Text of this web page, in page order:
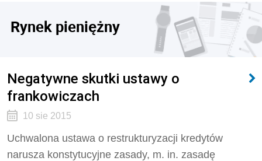
Rynek pieniężny
Negatywne skutki ustawy o
frankowiczach
10 sie 2015
Uchwalona ustawa o restrukturyzacji kredytów
narusza konstytucyjne zasady, m. in. zasadę